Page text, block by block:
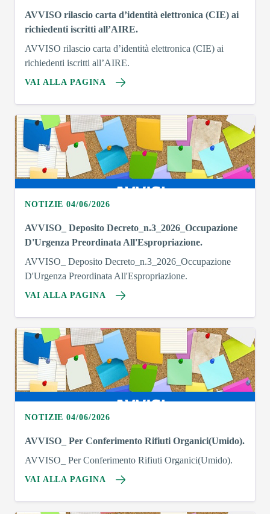
AVVISO rilascio carta d’identità elettronica (CIE) ai
richiedenti iscritti all’AIRE.
AVVISO rilascio carta d’identità elettronica (CIE) ai
richiedenti iscritti all’AIRE.
VAI ALLA PAGINA
NOTIZIE 04/06/2026
AVVISO_ Deposito Decreto_n.3_2026_Occupazione
D'Urgenza Preordinata All'Espropriazione.
AVVISO_ Deposito Decreto_n.3_2026_Occupazione
D'Urgenza Preordinata All'Espropriazione.
VAI ALLA PAGINA
NOTIZIE 04/06/2026
AVVISO_ Per Conferimento Rifiuti Organici(Umido).
AVVISO_ Per Conferimento Rifiuti Organici(Umido).
VAI ALLA PAGINA